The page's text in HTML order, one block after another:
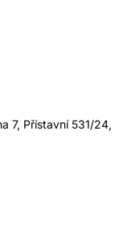
7, Přístavní 531/24,